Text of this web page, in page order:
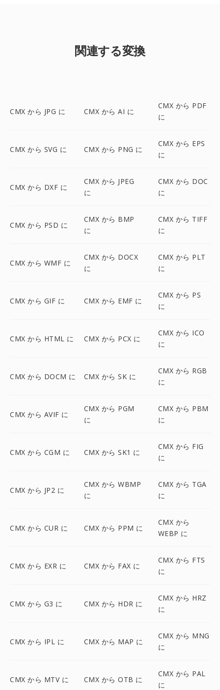
関連する変換
CMX から JPG に CMX から AI に
CMX から PDF
に
CMX から SVG に CMX から PNG に
CMX から EPS
に
CMX から DXF に
CMX から JPEG
に
CMX から DOC
に
CMX から PSD に
CMX から BMP
に
CMX から TIFF
に
CMX から WMF に
CMX から DOCX
に
CMX から PLT
に
CMX から GIF に CMX から EMF に
CMX から PS
に
CMX から HTML に CMX から PCX に
CMX から ICO
に
CMX から DOCM に CMX から SK に
CMX から RGB
に
CMX から AVIF に
CMX から PGM
に
CMX から PBM
に
CMX から CGM に CMX から SK1 に
CMX から FIG
に
CMX から JP2 に
CMX から WBMP
に
CMX から TGA
に
CMX から CUR に CMX から PPM に
CMX から
WEBP に
CMX から EXR に CMX から FAX に
CMX から FTS
に
CMX から G3 に CMX から HDR に
CMX から HRZ
に
CMX から IPL に CMX から MAP に
CMX から MNG
に
CMX から MTV に CMX から OTB に
CMX から PAL
に